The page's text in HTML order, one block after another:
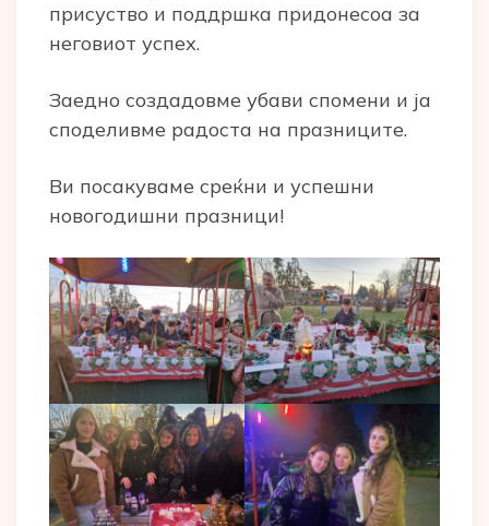
присуство и поддршка придонесоа за
неговиот успех.
Заедно создадовме убави спомени и ја
споделивме радоста на празниците.
Ви посакуваме среќни и успешни
новогодишни празници!